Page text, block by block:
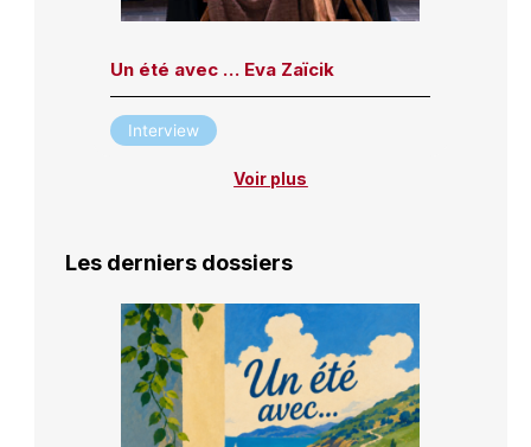
Un été avec … Eva Zaïcik
Interview
Voir plus
Les derniers dossiers